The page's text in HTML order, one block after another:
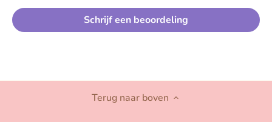
Schrijf een beoordeling
Terug naar boven